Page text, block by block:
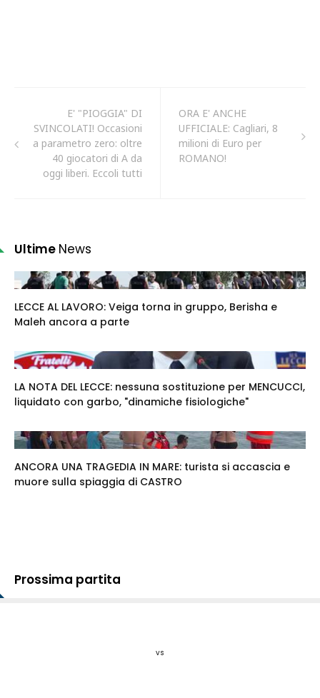
E' "PIOGGIA" DI
SVINCOLATI! Occasioni
a parametro zero: oltre
40 giocatori di A da
oggi liberi. Eccoli tutti
ORA E' ANCHE
UFFICIALE: Cagliari, 8
milioni di Euro per
ROMANO!
Ultime News
LECCE AL LAVORO: Veiga torna in gruppo, Berisha e
Maleh ancora a parte
LA NOTA DEL LECCE: nessuna sostituzione per MENCUCCI,
liquidato con garbo, "dinamiche fisiologiche"
ANCORA UNA TRAGEDIA IN MARE: turista si accascia e
muore sulla spiaggia di CASTRO
Prossima partita
vs